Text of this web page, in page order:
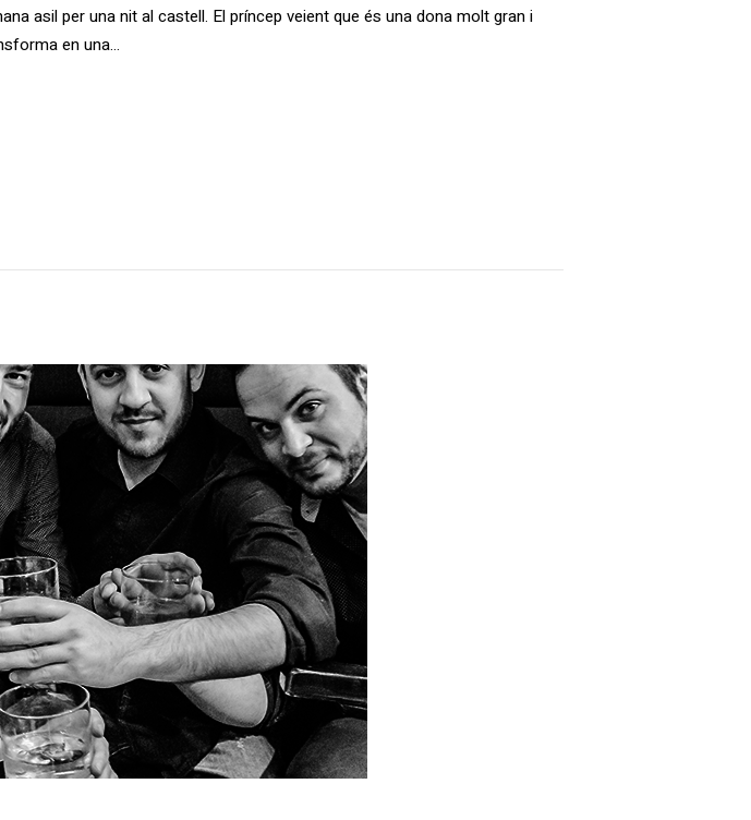
asil per una nit al castell. El príncep veient que és una dona molt gran i
en una…